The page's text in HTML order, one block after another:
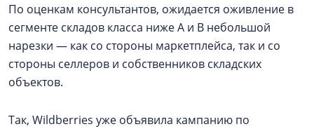
По оценкам консультантов, ожидается оживление в
сегменте складов класса ниже А и В небольшой
нарезки — как со стороны маркетплейса, так и со
стороны селлеров и собственников складских
объектов.
Так, Wildberries уже объявила кампанию по